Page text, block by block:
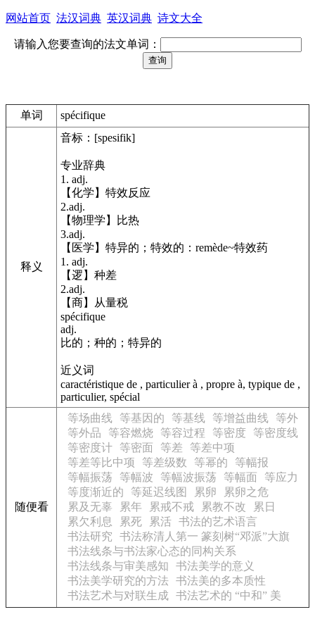
网站首页 法汉词典 英汉词典 诗文大全
请输入您要查询的法文单词：
单词 spécifique
释义
音标：[spesifik]
专业辞典
1. adj.
【化学】特效反应
2.adj.
【物理学】比热
3.adj.
【医学】特异的；特效的：remède~特效药
1. adj.
【逻】种差
2.adj.
【商】从量税
spécifique
adj.
比的；种的；特异的
近义词
caractéristique de , particulier à , propre à, typique de ,
particulier, spécial
随便看
等场曲线 等基因的 等基线 等增益曲线
等外
等外品
等容燃烧 等容过程 等密度
等密度线
等密度计
等密面 等差
等差中项
等差等比中项
等差级数 等幂的
等幅报
等幅振荡
等幅波 等幅波振荡 等幅面
等应力
等度渐近的
等延迟线图 累卵
累卵之危
累及无辜
累年 累戒不戒 累教不改
累日
累欠利息
累死 累活 书法的艺术语言
书法研究
书法称清人第一 篆刻树“邓派”大旗
书法线条与书法家心态的同构关系
书法线条与审美感知
书法美学的意义
书法美学研究的方法 书法美的多本质性
书法艺术与对联生成 书法艺术的 “中和” 美